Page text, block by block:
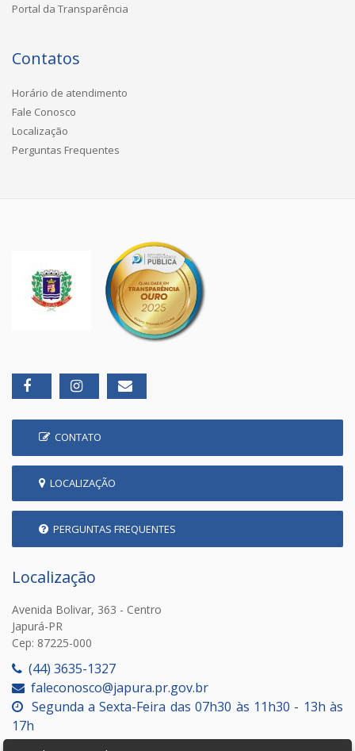
Portal da Transparência
Contatos
Horário de atendimento
Fale Conosco
Localização
Perguntas Frequentes
CONTATO
LOCALIZAÇÃO
PERGUNTAS FREQUENTES
Localização
Avenida Bolivar, 363 - Centro
Japurá-PR
Cep: 87225-000
(44) 3635-1327
faleconosco@japura.pr.gov.br
Segunda a Sexta-Feira das 07h30 às 11h30 - 13h às
17h